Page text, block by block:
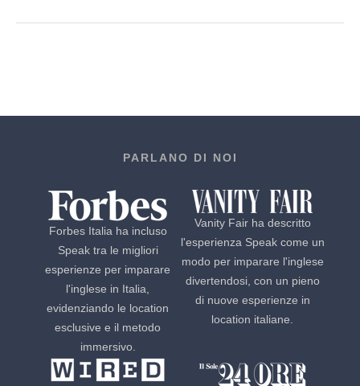
PARLANO DI NOI
Forbes Italia ha incluso
Speak tra le migliori
esperienze per imparare
l'inglese in Italia,
evidenziando le location
esclusive e il metodo
immersivo.
Vanity Fair ha descritto
l'esperienza Speak come un
modo per imparare l'inglese
divertendosi, con un pieno
di nuove esperienze in
location italiane.